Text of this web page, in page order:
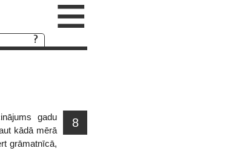
≡
8
gadu
kādā mērā
grāmatnīcā,